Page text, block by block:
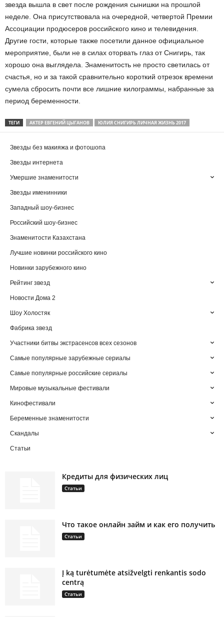
звезда вышла в свет после рождения сынишки на прошлой
неделе. Она присутствовала на очередной, четвертой Премии
Ассоциации продюсеров российского кино и телевидения.
Другие гости, которые также посетили данное официальное
мероприятие, были не в силах оторвать глаз от Снигирь, так
хорошо она выглядела. Знаменитость не просто светилась от
счастья, но и за такой сравнительно короткий отрезок времени
сумела сбросить почти все лишние килограммы, набранные за
период беременности.
ТЕГИ АКТЕР ЕВГЕНИЙ ЦЫГАНОВ ЮЛИЯ СНИГИРЬ ЛИЧНАЯ ЖИЗНЬ 2017
Звезды без макияжа и фотошопа
Звезды интернета
Умершие знаменитости
Звезды именинники
Западный шоу-бизнес
Российский шоу-бизнес
Знаменитости Казахстана
Лучшие новинки российского кино
Новинки зарубежного кино
Рейтинг звезд
Новости Дома 2
Шоу Холостяк
Фабрика звезд
Участники битвы экстрасенсов всех сезонов
Самые популярные зарубежные сериалы
Самые популярные российские сериалы
Мировые музыкальные фестивали
Кинофестивали
Беременные знаменитости
Скандалы
Статьи
Кредиты для физических лиц
Статьи
Что такое онлайн займ и как его получить
Статьи
Į ką turėtumėte atsižvelgti renkantis sodo
centrą
Статьи